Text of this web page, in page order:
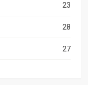
23
28
27